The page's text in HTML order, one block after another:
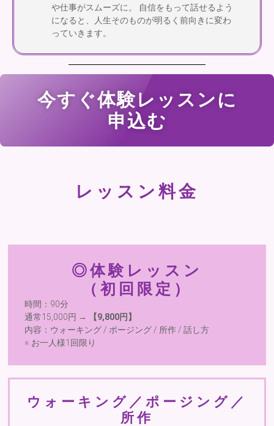
や仕事がスムーズに。 自信をもって話せるよう
になると、人生そのものが明るく前向きに変わ
っていきます。
今すぐ体験レッスンに
申込む
レッスン料金
◎体験レッスン
（初回限定）
時間：90分
通常15,000円 →
【9,800円】
内容：ウォーキング / ポージング / 所作 / 話し方
※ お一人様1回限り
ウォーキング／ポージング／
所作